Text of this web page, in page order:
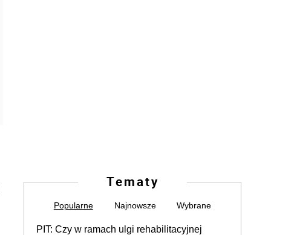
Tematy
Popularne Najnowsze Wybrane
PIT: Czy w ramach ulgi rehabilitacyjnej